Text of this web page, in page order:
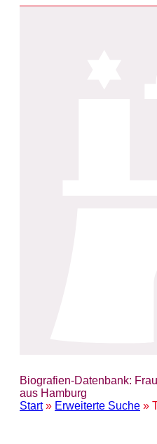
Biografien-Datenbank:
aus Hamburg
Start» Erweiterte Suche »